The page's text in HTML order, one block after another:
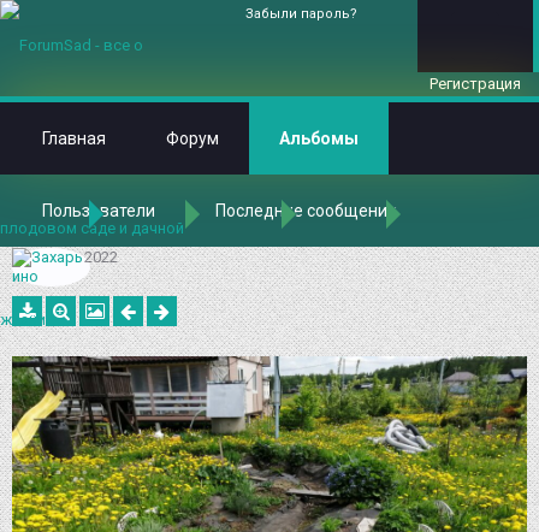
Главная Альбомы Альбомы
Захарьино
2022
Забыли пароль?
Регистрация
Главная Форум Альбомы
Пользователи Последние сообщения